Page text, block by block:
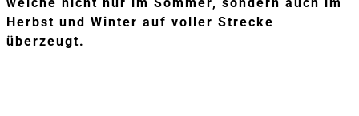
Herbst und Winter auf voller Strecke
überzeugt.